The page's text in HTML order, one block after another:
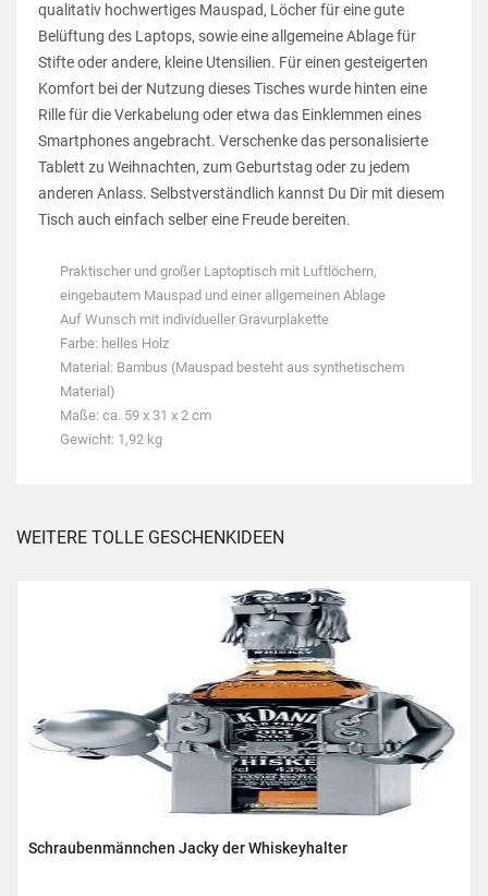
qualitativ hochwertiges Mauspad, Löcher für eine gute
Belüftung des Laptops, sowie eine allgemeine Ablage für
Stifte oder andere, kleine Utensilien. Für einen gesteigerten
Komfort bei der Nutzung dieses Tisches wurde hinten eine
Rille für die Verkabelung oder etwa das Einklemmen eines
Smartphones angebracht. Verschenke das personalisierte
Tablett zu Weihnachten, zum Geburtstag oder zu jedem
anderen Anlass. Selbstverständlich kannst Du Dir mit diesem
Tisch auch einfach selber eine Freude bereiten.
Praktischer und großer Laptoptisch mit Luftlöchern,
eingebautem Mauspad und einer allgemeinen Ablage
Auf Wunsch mit individueller Gravurplakette
Farbe: helles Holz
Material: Bambus (Mauspad besteht aus synthetischem
Material)
Maße: ca. 59 x 31 x 2 cm
Gewicht: 1,92 kg
WEITERE TOLLE GESCHENKIDEEN
Schraubenmännchen Jacky der Whiskeyhalter